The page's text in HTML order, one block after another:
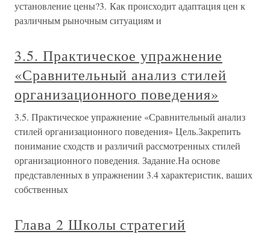
установление цены?3. Как происходит адаптация цен к
различным рыночным ситуациям и
3.5. Практическое упражнение
«Сравнительный анализ стилей
организационного поведения»
3.5. Практическое упражнение «Сравнительный анализ
стилей организационного поведения» Цель.Закрепить
понимание сходств и различий рассмотренных стилей
организационного поведения. Задание.На основе
представленных в упражнении 3.4 характеристик, ваших
собственных
Глава 2 Школы стратегий